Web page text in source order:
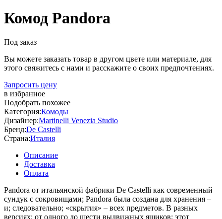
Комод Pandora
Под заказ
Вы можете заказать товар в другом цвете или материале, для
этого свяжитесь с нами и расскажите о своих предпочтениях.
Запросить цену
в избранное
Подобрать похожее
Категория:Комоды
Дизайнер:Martinelli Venezia Studio
Бренд:De Castelli
Страна:Италия
Описание
Доставка
Оплата
Pandora от итальянской фабрики De Castelli как современный
сундук с сокровищами; Pandora была создана для хранения –
и; следовательно; «скрытия» – всех предметов. В разных
версиях; от одного до шести выдвижных ящиков; этот